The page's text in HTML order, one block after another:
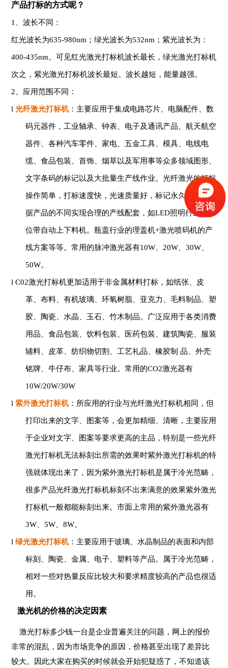
产品打标的方式呢？
1、波长不同：
红光波长为635-980nm；绿光波长为532nm；紫光波长为：
400-435nm。可见红光激光打标机波长最长，绿光激光打标机
次之，紫光激光打标机波长最短。波长越短，能量越强。
2、应用范围不同：
l 光纤激光打标机： 主要应用于集成电路芯片、电脑配件、数
码元器件，工业轴承、钟表、电子及通讯产品、航天航空
器件、各种汽车零件、家电、五金工具、模具、电线电
缆、食品包装、首饰、烟草以及军用事等众多领域图形、
文字条码的标记以及大批量生产线作业。光纤激光的打标
操作简单，打标速度快，光速质量好，标记永久精美，根
据产品的不同实现合理的产线配套，如LED照明行业八工
位带自动上下料机。瓶盖行业的理盖机+激光喷码机的产
线方案等等。常用的脉冲激光器有10W、20W、30W、
50W。
l C02激光打标机更加适用于非金属材料打标，如纸张、皮
革、布料、有机玻璃、环氧树脂、亚克力、毛料制品、塑
胶、陶瓷、水晶、玉石、竹木制品。广泛应用于各类消费
用品、食品包装、饮料包装、医药包装、建筑陶瓷、服装
辅料、皮革、纺织物切割、工艺礼品、橡胶制 品、外壳
铭牌、牛仔布、家具等行业。常用的CO2激光器有
10W/20W/30W
l 紫外激光打标机：所应用的行业与光纤激光打标机相同，但
打印出来的文字、图案等，会更加精细、清晰，主要应用
于企业对文字、图案等要求更高的主品，特别是一些光纤
激光打标机无法标刻出所需的效果时紫外激光打标机的特
强就体现出来了，因为紫外激光打标机是属于冷光范畴，
很多产品光纤激光打标机标刻不出来满意的效果紫外激光
打标机一般都能标刻出来。市面上常用的紫外激光器有
3W、5W、8W。
l 绿光激光打标机：主要应用于玻璃、水晶制品的表面和内部
标刻、陶瓷、金属、电子、塑料等产品。属于冷光范畴，
相对一些对热量反应比较大和要求精度较高的产品也很适
用。
激光机的价格的决定因素
激光打标多少钱一台是企业普遍关注的问题，网上的报价
非常的混乱，因为市场竞争的原因，价格甚至出现了差异比
较大。因此大家在购买的时候就会开始犯疑惑了，不知道该